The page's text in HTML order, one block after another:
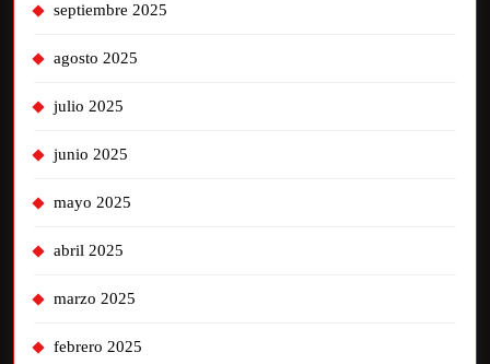
septiembre 2025
agosto 2025
julio 2025
junio 2025
mayo 2025
abril 2025
marzo 2025
febrero 2025